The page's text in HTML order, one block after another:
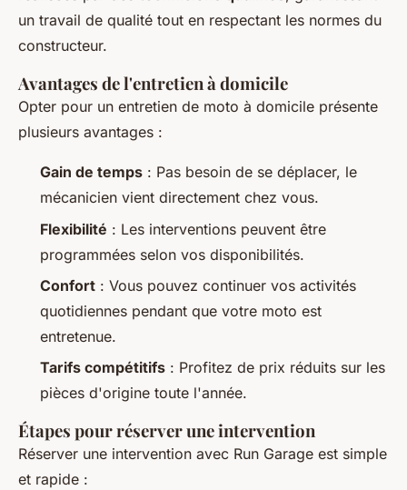
un travail de qualité tout en respectant les normes du
constructeur.
Avantages de l'entretien à domicile
Opter pour un entretien de moto à domicile présente
plusieurs avantages :
Gain de temps : Pas besoin de se déplacer, le
mécanicien vient directement chez vous.
Flexibilité : Les interventions peuvent être
programmées selon vos disponibilités.
Confort : Vous pouvez continuer vos activités
quotidiennes pendant que votre moto est
entretenue.
Tarifs compétitifs : Profitez de prix réduits sur les
pièces d'origine toute l'année.
Étapes pour réserver une intervention
Réserver une intervention avec Run Garage est simple
et rapide :